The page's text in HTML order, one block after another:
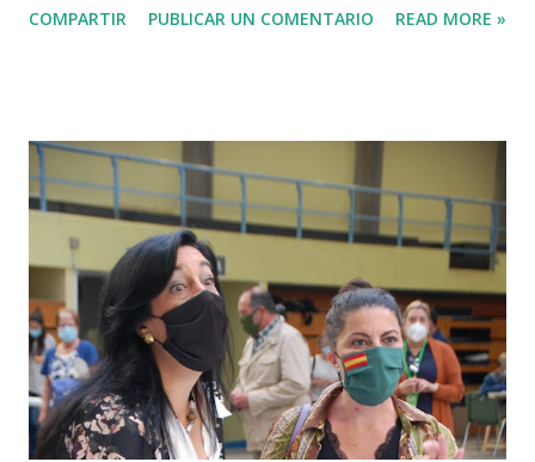
una conferencia sobre una historia plagada de gestas
distintas naciones habían emprendido una carrera contra el
tiempo. La meta estaba repleta de tesoros: plantar una pica
con bandera en territorios remotos e ignotos con el fin de
ensanchar el mapa del mundo. A aquellos recios hombres
Europa se les quedaba pequeña. Hoy día les llamaríamos
exploradores. Entonces eran guerreros: los más bravos de
cada familia emprendían una misión que casi siempre
terminaba a sangre y fuego. Embarcar en un galeón o una
carabela era e...
COMPARTIR PUBLICAR UN COMENTARIO READ MORE »